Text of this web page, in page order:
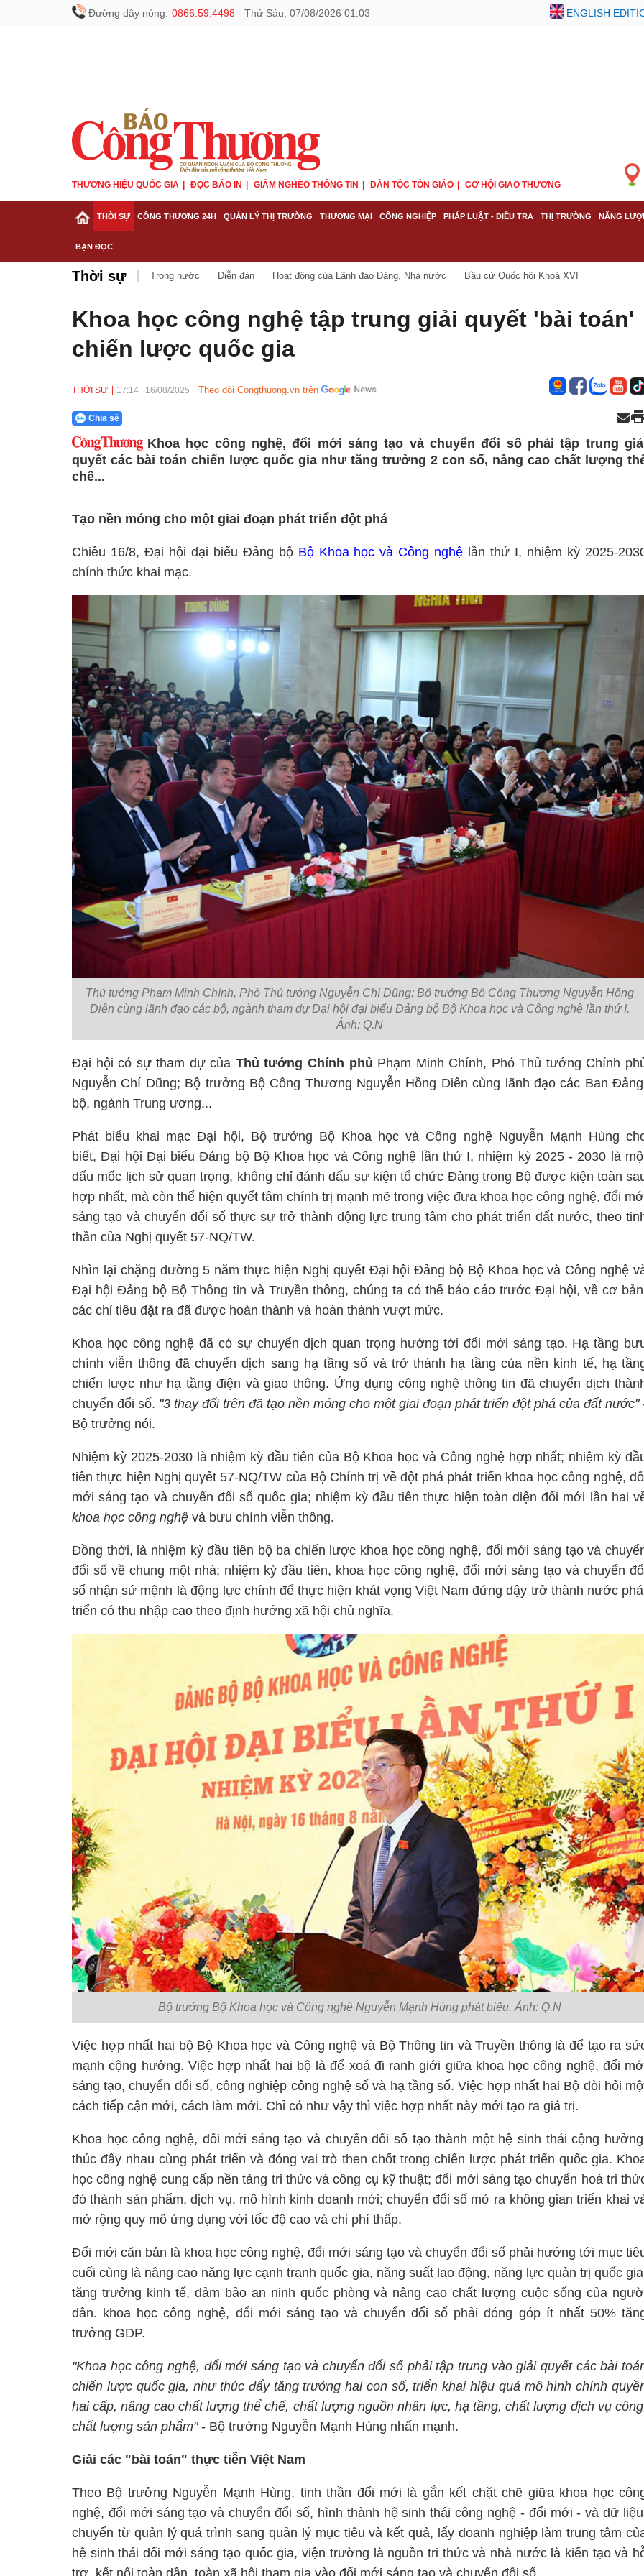
Đường dây nóng: 0866.59.4498 - Thứ Sáu, 07/08/2026 01:03 ENGLISH
THƯƠNG HIỆU QUỐC GIA ĐỌC BÁO IN GIẢM NGHÈO THÔNG TIN DÂN TỘC TÔN GIÁO CƠ HỘI GIAO THƯƠNG
THỜI SỰ CÔNG THƯƠNG 24H QUẢN LÝ THỊ TRƯỜNG THƯƠNG MẠI CÔNG NGHIỆP PHÁP LUẬT - ĐIỀU TRA THỊ TRƯỜNG NĂNG
BẠN ĐỌC
Thời sự Trong nước Diễn đàn Hoạt động của Lãnh đạo Đảng, Nhà nước Bầu cử Quốc hội Khoá XVI
Khoa học công nghệ tập trung giải quyết 'bài toán'
chiến lược quốc gia
THỜI SỰ 17:14 16/08/2025 Theo dõi Congthuong.vn trên
Chia sẻ
Khoa học công nghệ, đổi mới sáng tạo và chuyển đổi số phải tập trung
quyết các bài toán chiến lược quốc gia như tăng trưởng 2 con số, nâng cao chất lượng
chế...
Tạo nền móng cho một giai đoạn phát triển đột phá
Chiều 16/8, Đại hội đại biểu Đảng bộ Bộ Khoa học và Công nghệ lần thứ I, nhiệm kỳ 2025-
chính thức khai mạc.
Thủ tướng Phạm Minh Chính, Phó Thủ tướng Nguyễn Chí Dũng; Bộ trưởng Bộ Công Thương Nguyễn Hồng
Diên cùng lãnh đạo các bộ, ngành tham dự Đại hội đại biểu Đảng bộ Bộ Khoa học và Công nghệ lần thứ I.
Ảnh: Q.N
Đại hội có sự tham dự của Thủ tướng Chính phủ Phạm Minh Chính, Phó Thủ tướng Chính
Nguyễn Chí Dũng; Bộ trưởng Bộ Công Thương Nguyễn Hồng Diên cùng lãnh đạo các Ban
bộ, ngành Trung ương...
Phát biểu khai mạc Đại hội, Bộ trưởng Bộ Khoa học và Công nghệ Nguyễn Mạnh Hùng
biết,Đại hội Đại biểu Đảng bộ Bộ Khoa học và Công nghệ lần thứ I, nhiệm kỳ 2025 - 2030 à
dấu mốc lịch sử quan trọng, không chỉ đánh dấu sự kiện tổ chức Đảng trong Bộ được kiện toàn
hợp nhất, mà còn thể hiện quyết tâm chính trị mạnh mẽ trong việc đưa khoa học công nghệ, đổi
sáng tạo và chuyển đổi số thực sự trở thành động lực trung tâm cho phát triển đất nước, theo
thần của Nghị quyết 57-NQ/TW.
Nhìn lại chặng đường 5 năm thực hiện Nghị quyết Đại hội Đảng bộ Bộ Khoa học và Công nghệ
Đại hội Đảng bộ BộThông tin và Truyền thông, chúng ta cóthể báo cáo trước Đại hội, về cơ
các chỉ tiêu đặt ra đã được hoàn thành và hoàn thành vượt mức.
Khoa học công nghệ đã có sự chuyển dịch quan trọng hướng tới đổi mới sáng tạo. Hạ tầng
chính viễn thông đã chuyển dịch sang hạ tầng số và trở thành hạ tầng của nền kinh tế, hạ
chiến lược như hạ tầng điện và giao thông. Ứng dụng công nghệ thông tin đã chuyển dịch
chuyển đổi số. "3 thay đổi trên đã tạo nền móng cho một giai đoạn phát triển đột phá của đất nước"
Bộ trưởng nói.
Nhiệm kỳ 2025-2030 là nhiệm kỳ đầu tiên của Bộ Khoa học và Công nghệ hợp nhất; nhiệm kỳ
tiên thực hiện Nghị quyết 57-NQ/TW của Bộ Chính trị về đột phá phát triển khoa học công nghệ,
mới sáng tạo và chuyển đổi số quốc gia; nhiệm kỳ đầu tiên thực hiện toàn diện đổi mới lần hai
khoa học công nghệ và bưu chính viễn thông.
Đồng thời, là nhiệm kỳ đầu tiên bộ ba chiến lược khoa học công nghệ, đổi mới sáng tạo và
đổi số về chung một nhà; nhiệm kỳ đầu tiên, khoa học công nghệ, đổi mới sáng tạo và chuyển
số nhận sứ mệnh là động lực chính để thực hiện khát vọng Việt Nam đứng dậy trở thành nước
triển có thu nhập cao theo định hướng xã hội chủ nghĩa.
Bộ trưởng Bộ Khoa học và Công nghệ Nguyễn Mạnh Hùng phát biểu. Ảnh: Q.N
Việc hợp nhất hai bộ Bộ Khoa học và Công nghệ và Bộ Thông tin và Truyền thông là để tạo ra
mạnh cộng hưởng. Việc hợp nhất hai bộ là để xoá đi ranh giới giữa khoa học công nghệ, đổi
sáng tạo, chuyển đổi số, công nghiệp công nghệ số và hạ tầng số. Việc hợp nhất hai Bộ đòi hỏi
cách tiếp cận mới, cách làm mới. Chỉ có như vậy thì việc hợp nhất này mới tạo ra giá trị.
Khoa học công nghệ, đổi mới sáng tạo và chuyển đổi số tạo thành một hệ sinh thái cộng
thúc đẩy nhau cùng phát triển và đóng vai trò then chốt trong chiến lược phát triển quốc gia.
học công nghệ cung cấp nền tảng tri thức và công cụ kỹ thuật; đổi mới sáng tạo chuyển hoá tri
đó thành sản phẩm, dịch vụ, mô hình kinh doanh mới; chuyển đổi số mở ra không gian triển khai
mở rộng quy mô ứng dụng với tốc độ cao và chi phí thấp.
Đổi mới căn bản là khoa học công nghệ, đổi mới sáng tạo và chuyển đổi số phải hướng tới mục
cuối cùng là nâng cao năng lực cạnh tranh quốc gia, năng suất lao động, năng lực quản trị quốc
tăng trưởng kinh tế, đảm bảo an ninh quốc phòng và nâng cao chất lượng cuộc sống của
dân. khoa học công nghệ, đổi mới sáng tạo và chuyển đổi số phải đóng góp ít nhất 50%
trưởng GDP.
"Khoa học công nghệ, đổi mới sáng tạo và chuyển đổi số phải tập trung vào giải quyết các bài
chiến lược quốc gia, như thúc đẩy tăng trưởng hai con số, triển khai hiệu quả mô hình chính
hai cấp, nâng cao chất lượng thể chế, chất lượng nguồn nhân lực, hạ tầng, chất lượng dịch vụ
chất lượng sản phẩm"- Bộ trưởng Nguyễn Mạnh Hùng nhấn mạnh.
Giải các "bài toán" thực tiễn Việt Nam
Theo Bộ trưởng Nguyễn Mạnh Hùng, tinh thần đổi mới là gắn kết chặt chẽ giữa khoa học
nghệ, đổi mới sáng tạo và chuyển đổi số, hình thành hệ sinh thái công nghệ - đổi mới - và dữ
chuyển từ quản lý quá trình sang quản lý mục tiêu và kết quả, lấy doanh nghiệp làm trung tâm
hệ sinh thái đổi mới sáng tạo quốc gia, viện trường là nguồn tri thức và nhà nước là kiến tạo và